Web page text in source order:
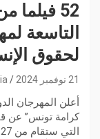
التاسعة
لحقوق
21 نوفمبر 2024
أعلن المهرجان
كرامة تونس” عن